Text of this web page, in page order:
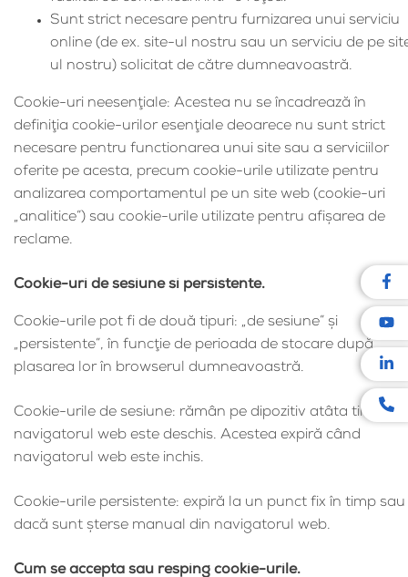
Sunt strict necesare pentru furnizarea unui serviciu
online (de ex. site-ul nostru sau un serviciu de pe
ul nostru) solicitat de către dumneavoastră.
Cookie-uri neesenţiale: Acestea nu se încadrează în
definiţia cookie-urilor esenţiale deoarece nu sunt strict
necesare pentru functionarea unui site sau a serviciilor
oferite pe acesta, precum cookie-urile utilizate pentru
analizarea comportamentul pe un site web (cookie-uri
„analitice”) sau cookie-urile utilizate pentru afişarea de
reclame.
Cookie-uri de sesiune si persistente.
Cookie-urile pot fi de două tipuri: „de sesiune” şi
„persistente”, în funcţie de perioada de stocare după
plasarea lor în browserul dumneavoastră.
Cookie-urile de sesiune: rămân pe dipozitiv atâta timp cât
navigatorul web este deschis. Acestea expiră când
navigatorul web este inchis.
Cookie-urile persistente: expiră la un punct fix în timp sau
dacă sunt şterse manual din navigatorul web.
Cum se accepta sau resping cookie-urile.